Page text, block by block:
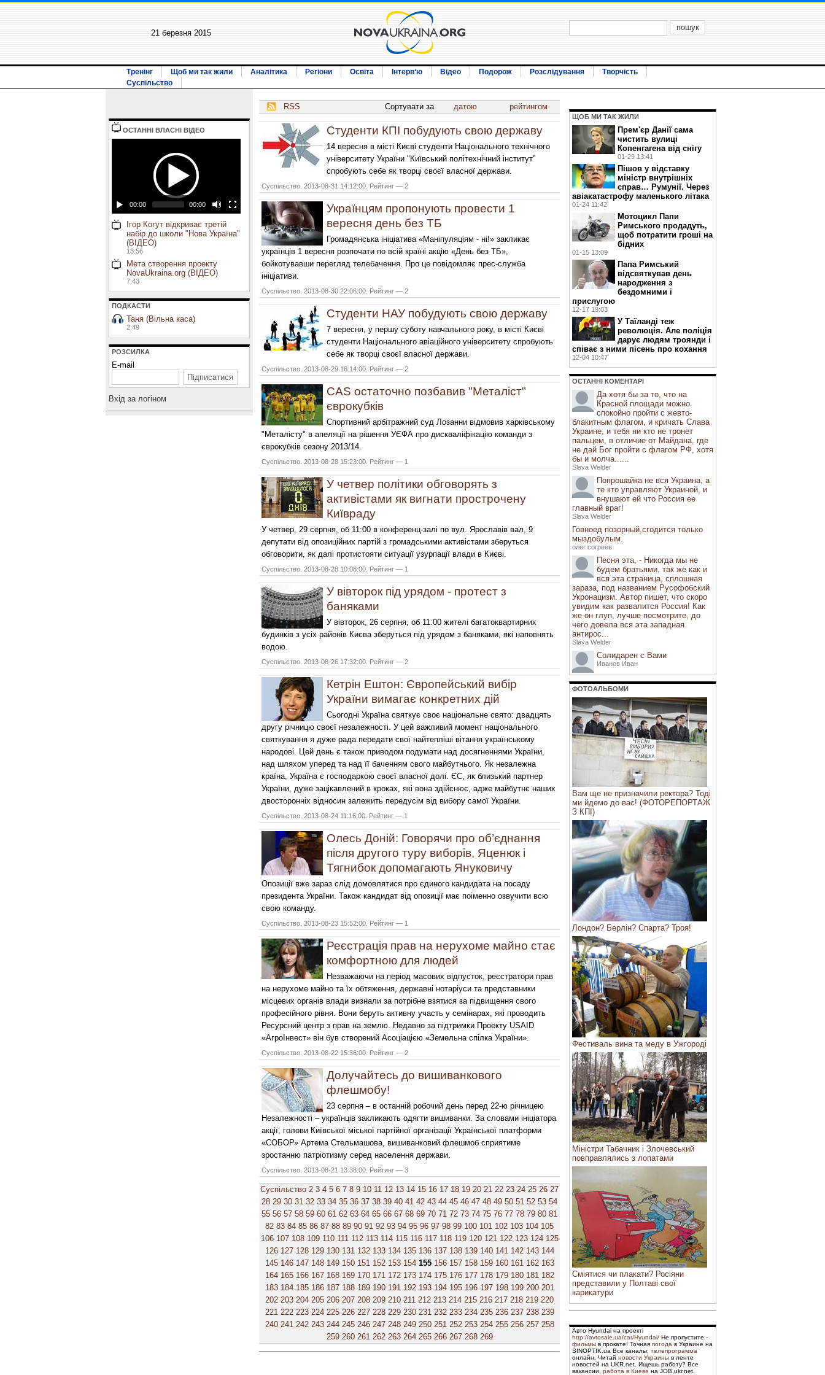
21 березня 2015
Тренінг Щоб ми так жили Аналітика Регіони Освіта Інтерв‘ю Відео Подорож Розслідування
Творчість
Суспільство
ОСТАННI ВЛАСНI ВIДЕО
00:00 00:00
Ігор Когут відкриває третій
набір до школи "Нова Україна"
(ВІДЕО)
13:56
Мета створення проекту
NovaUkraina.org (ВІДЕО)
7:43
ПОДКАСТИ
Таня (Вільна каса)
2:49
РОЗСИЛКА
E-mail
Вхiд за логiном
RSS Сортувати за датою рейтингом
Студенти КПІ побудують свою державу
14 вересня в місті Києві студенти Національного технічного
університету України "Київський політехнічний інститут"
спробують себе як творці своєї власної держави.
Суспільство. 2013-08-31 14:12:00. Рейтинг — 2
Українцям пропонують провести 1
вересня день без ТБ
Громадянська ініціатива «Маніпуляціям - ні!» закликає
українців 1 вересня розпочати по всій країні акцію «День без ТБ»,
бойкотувавши перегляд телебачення. Про це повідомляє прес-служба
ініціативи.
Суспільство. 2013-08-30 22:06:00. Рейтинг — 2
Студенти НАУ побудують свою державу
7 вересня, у першу суботу навчального року, в місті Києві
студенти Національного авіаційного університету спробують
себе як творці своєї власної держави.
Суспільство. 2013-08-29 16:14:00. Рейтинг — 2
CAS остаточно позбавив "Металіст"
єврокубків
Спортивний арбітражний суд Лозанни відмовив харківському
"Металісту" в апеляції на рішення УЄФА про дискваліфікацію команди з
єврокубків сезону 2013/14.
Суспільство. 2013-08-28 15:23:00. Рейтинг — 1
У четвер політики обговорять з
активістами як вигнати прострочену
Київраду
У четвер, 29 серпня, об 11:00 в конференц-залі по вул. Ярославів вал, 9
депутати від опозиційних партій з громадськими активістами зберуться
обговорити, як далі протистояти ситуації узурпації влади в Києві.
Суспільство. 2013-08-28 10:08:00. Рейтинг — 1
У вівторок під урядом - протест з
баняками
У вівторок, 26 серпня, об 11:00 жителі багатоквартирних
будинків з усіх районів Києва зберуться під урядом з баняками, які наповнять
водою.
Суспільство. 2013-08-26 17:32:00. Рейтинг — 2
Кетрін Ештон: Європейський вибір
України вимагає конкретних дій
Сьогодні Україна святкує своє національне свято: двадцять
другу річницю своєї незалежності. У цей важливий момент національного
святкування я дуже рада передати свої найтепліші вітання українському
народові. Цей день є також приводом подумати над досягненнями України,
над шляхом уперед та над її баченням свого майбутнього. Як незалежна
країна, Україна є господаркою своєї власної долі. ЄС, як близький партнер
України, дуже зацікавлений в кроках, які вона здійснює, адже майбутнє наших
двосторонніх відносин залежить передусім від вибору самої України.
Суспільство. 2013-08-24 11:16:00. Рейтинг — 1
Олесь Доній: Говорячи про об’єднання
після другого туру виборів, Яценюк і
Тягнибок допомагають Януковичу
Опозиції вже зараз слід домовлятися про єдиного кандидата на посаду
президента України. Також кандидат від опозиції має поіменно озвучити всю
свою команду.
Суспільство. 2013-08-23 15:52:00. Рейтинг — 1
Реєстрація прав на нерухоме майно стає
комфортною для людей
Незважаючи на період масових відпусток, реєстратори прав
на нерухоме майно та їх обтяження, державні нотаріуси та представники
місцевих органів влади визнали за потрібне взятися за підвищення свого
професійного рівня. Вони беруть активну участь у семінарах, які проводить
Ресурсний центр з прав на землю. Недавно за підтримки Проекту USAID
«АгроІнвест» він був створений Асоціацією «Земельна спілка України».
Суспільство. 2013-08-22 15:36:00. Рейтинг — 2
Долучайтесь до вишиванкового
флешмобу!
23 серпня – в останній робочий день перед 22-ю річницею
Незалежності – українців закликають одягти вишиванки. За словами ініціатора
акції, голови Київської міської партійної організації Української платформи
«СОБОР» Артема Стельмашова, вишиванковий флешмоб сприятиме
зростанню патріотизму серед населення держави.
Суспільство. 2013-08-21 13:38:00. Рейтинг — 3
Суспільство 2 3 4 5 6 7 8 9 10 11 12 13 14 15 16 17 18 19 20 21 22 23 24 25 26 27
28 29 30 31 32 33 34 35 36 37 38 39 40 41 42 43 44 45 46 47 48 49 50 51 52 53 54
55 56 57 58 59 60 61 62 63 64 65 66 67 68 69 70 71 72 73 74 75 76 77 78 79 80 81
82 83 84 85 86 87 88 89 90 91 92 93 94 95 96 97 98 99 100 101 102 103 104 105
106 107 108 109 110 111 112 113 114 115 116 117 118 119 120 121 122 123 124 125
126 127 128 129 130 131 132 133 134 135 136 137 138 139 140 141 142 143 144
145 146 147 148 149 150 151 152 153 154 155 156 157 158 159 160 161 162 163
164 165 166 167 168 169 170 171 172 173 174 175 176 177 178 179 180 181 182
183 184 185 186 187 188 189 190 191 192 193 194 195 196 197 198 199 200 201
202 203 204 205 206 207 208 209 210 211 212 213 214 215 216 217 218 219 220
221 222 223 224 225 226 227 228 229 230 231 232 233 234 235 236 237 238 239
240 241 242 243 244 245 246 247 248 249 250 251 252 253 254 255 256 257 258
259 260 261 262 263 264 265 266 267 268 269
ЩОБ МИ ТАК ЖИЛИ
Прем'єр Данії сама
чистить вулиці
Копенгагена від снігу
01-29 13:41
Пішов у відставку
міністр внутрішніх
справ… Румунії. Через
авіакатастрофу маленького літака
01-24 11:42
Мотоцикл Папи
Римського продадуть,
щоб потратити гроші на
бідних
01-15 13:09
Папа Римський
відсвяткував день
народження з
бездомними і
прислугою
12-17 19:03
У Таїланді теж
революція. Але поліція
дарує людям троянди і
співає з ними пісень про кохання
12-04 10:47
ОСТАННI КОМЕНТАРI
Да хотя бы за то, что на
Красной площади можно
спокойно пройти с жевто-
блакитным флагом, и кричать Слава
Украине, и тебя ни кто не тронет
пальцем, в отличие от Майдана, где
не дай Бог пройти с флагом РФ, хотя
бы и молча......
Slava Welder
Попрошайка не вся Украина, а
те кто управляют Украиной, и
внушают ей что Россия ее
главный враг!
Slava Welder
Говноед позорный,сгодится только
мыздобулым.
олег согреев
Песня эта, - Никогда мы не
будем братьями, так же как и
вся эта страница, сплошная
зараза, под названием Русофобский
Укронацизм. Автор пишет, что скоро
увидим как развалится Россия! Как
же он глуп, лучше посмотрите, до
чего довела вся эта западная
антирос...
Slava Welder
Солидарен с Вами
Иванов Иван
ФОТОАЛЬБОМИ
Вам ще не призначили ректора? Тоді
ми йдемо до вас! (ФОТОРЕПОРТАЖ
З КПІ)
Лондон? Берлін? Спарта? Троя!
Фестиваль вина та меду в Ужгороді
Міністри Табачник і Злочевський
повправлялись з лопатами
Сміятися чи плакати? Росіяни
представили у Полтаві свої
карикатури
Авто Hyundai на проекті
http://avtosale.ua/car/Hyundai/ Не пропустите -
фильмы в прокате! Точная погода в Украине на
SINOPTIK.ua Все каналы: телепрограмма
онлайн. Читай новости Украины в ленте
новостей на UKR.net. Ищешь работу? Все
вакансии, работа в Киеве на JOB.ukr.net.